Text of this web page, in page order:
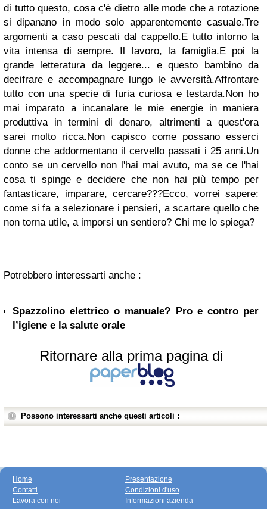
di tutto questo, cosa c'è dietro alle mode che a rotazione
si dipanano in modo solo apparentemente casuale.Tre
argomenti a caso pescati dal cappello.E tutto intorno la
vita intensa di sempre. Il lavoro, la famiglia.E poi la
grande letteratura da leggere... e questo bambino da
decifrare e accompagnare lungo le avversità.Affrontare
tutto con una specie di furia curiosa e testarda.Non ho
mai imparato a incanalare le mie energie in maniera
produttiva in termini di denaro, altrimenti a quest'ora
sarei molto ricca.Non capisco come possano esserci
donne che addormentano il cervello passati i 25 anni.Un
conto se un cervello non l'hai mai avuto, ma se ce l'hai
cosa ti spinge e decidere che non hai più tempo per
fantasticare, imparare, cercare???Ecco, vorrei sapere:
come si fa a selezionare i pensieri, a scartare quello che
non torna utile, a imporsi un sentiero? Chi me lo spiega?
Potrebbero interessarti anche :
Spazzolino elettrico o manuale? Pro e contro per
l’igiene e la salute orale
Ritornare alla prima pagina di
Possono interessarti anche questi articoli :
Home
Contatti
Lavora con noi
Presentazione
Condizioni d'uso
Informazioni azienda